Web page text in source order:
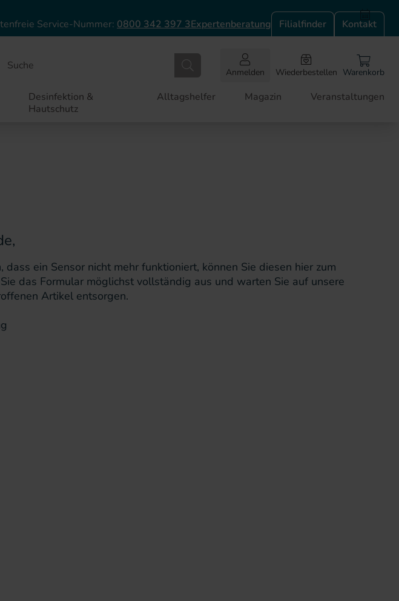
Service-Nummer: 0800 342 397 3Expertenberatung Filialfinder Kontakt
Suche
Anmelden Wiederbestellen Warenkorb
Desinfektion &
Hautschutz
Alltagshelfer Magazin Veranstaltungen
ein Sensor nicht mehr funktioniert, können Sie diesen hier zum
das Formular möglichst vollständig aus und warten Sie auf unsere
Artikel entsorgen.